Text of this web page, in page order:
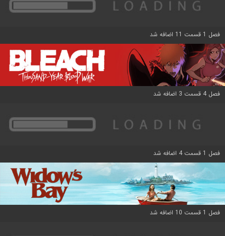
فصل 1 قسمت 11 اضافه شد
فصل 4 قسمت 3 اضافه شد
فصل 1 قسمت 4 اضافه شد
فصل 1 قسمت 10 اضافه شد